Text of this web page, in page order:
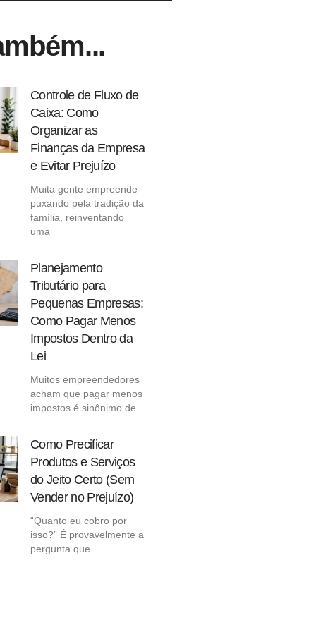
Controle de Fluxo de
Caixa: Como
Organizar as
Finanças da Empresa
e Evitar Prejuízo
Muita gente empreende
puxando pela tradição da
família, reinventando
uma
Planejamento
Tributário para
Pequenas Empresas:
Como Pagar Menos
Impostos Dentro da
Lei
Muitos empreendedores
acham que pagar menos
impostos é sinônimo de
Como Precificar
Produtos e Serviços
do Jeito Certo (Sem
Vender no Prejuízo)
“Quanto eu cobro por
isso?” É provavelmente a
pergunta que